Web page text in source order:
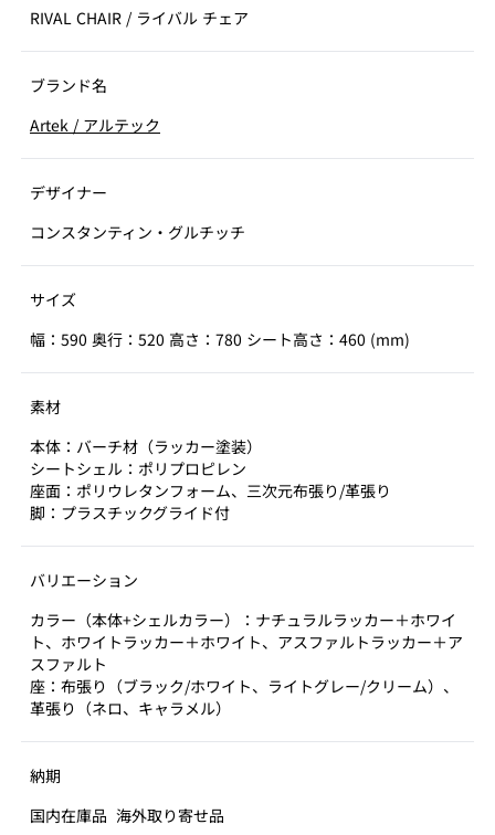
RIVAL CHAIR / ライバル チェア
ブランド名
Artek / アルテック
デザイナー
コンスタンティン・グルチッチ
サイズ
幅：590 奥行：520 高さ：780 シート高さ：460 (mm)
素材
本体：バーチ材（ラッカー塗装）
シートシェル：ポリプロピレン
座面：ポリウレタンフォーム、三次元布張り/革張り
脚：プラスチックグライド付
バリエーション
カラー（本体+シェルカラー）：ナチュラルラッカー＋ホワイ
ト、ホワイトラッカー＋ホワイト、アスファルトラッカー＋ア
スファルト
座：布張り（ブラック/ホワイト、ライトグレー/クリーム）、
革張り（ネロ、キャラメル）
納期
国内在庫品 海外取り寄せ品